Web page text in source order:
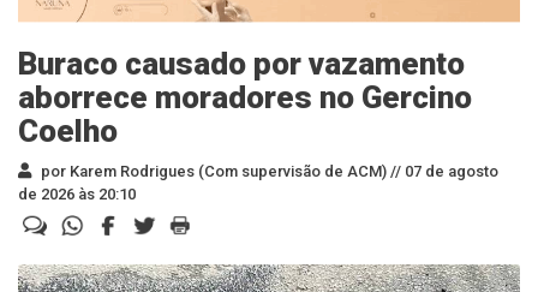
Buraco causado por vazamento
aborrece moradores no Gercino
Coelho
por Karem Rodrigues (Com supervisão de ACM) // 07 de agosto
de 2026 às 20:10